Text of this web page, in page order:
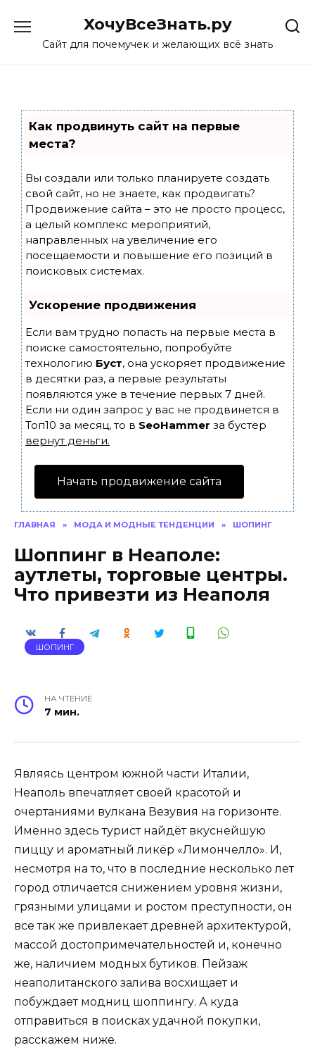
content
ХочуВсеЗнать.ру
Сайт для почемучек и желающих всё знать
Как продвинуть сайт на первые
места?
Вы создали или только планируете создать
свой сайт, но не знаете, как продвигать?
Продвижение сайта – это не просто процесс,
а целый комплекс мероприятий,
направленных на увеличение его
посещаемости и повышение его позиций в
поисковых системах.
Ускорение продвижения
Если вам трудно попасть на первые места в
поиске самостоятельно, попробуйте
технологию Буст, она ускоряет продвижение
в десятки раз, а первые результаты
появляются уже в течение первых 7 дней.
Если ни один запрос у вас не продвинется в
Топ10 за месяц, то в SeoHammer за бустер
вернут деньги.
Начать продвижение сайта
ГЛАВНАЯ » МОДА И МОДНЫЕ ТЕНДЕНЦИИ » ШОПИНГ
Шоппинг в Неаполе:
аутлеты, торговые центры.
Что привезти из Неаполя
ШОПИНГ
НА ЧТЕНИЕ
7 мин.
Являясь центром южной части Италии,
Неаполь впечатляет своей красотой и
очертаниями вулкана Везувия на горизонте.
Именно здесь турист найдёт вкуснейшую
пиццу и ароматный ликёр «Лимончелло». И,
несмотря на то, что в последние несколько лет
город отличается снижением уровня жизни,
грязными улицами и ростом преступности, он
все так же привлекает древней архитектурой,
массой достопримечательностей и, конечно
же, наличием модных бутиков. Пейзаж
неаполитанского залива восхищает и
побуждает модниц шоппингу. А куда
отправиться в поисках удачной покупки,
расскажем ниже.